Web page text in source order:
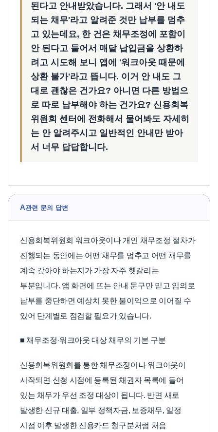
된다고 안내받았습니다. 그래서 '안 내도
되는 채무'라고 알려준 것만 납부를 멈추
고 있는데요, 한 건은 채무조정에 포함이
안 된다고 들어서 매달 납입금을 상환하
려고 시도해 보니 앱에 '워크아웃 때문에
상환 불가'라고 뜹니다. 이거 안 내도 그
대로 괜찮은 건가요? 아니면 다른 방법으
로 따로 납부해야 하는 건가요? 신용회복
위원회 센터에 전화해서 물어봐도 자세히
는 안 알려주시고 일반적인 안내만 받아
서 너무 답답합니다.
A관련 문의 답변
신용회복위원회 워크아웃이나 개인 채무조정 절차가
진행되는 동안에는 어떤 채무를 멈추고 어떤 채무를
계속 갚아야 하는지가 가장 자주 헷갈리는
부분입니다. 앱 화면에 뜨는 안내 문구만 믿고 임의로
납부를 중단하면 예상치 못한 불이익으로 이어질 수
있어 단계별로 점검할 필요가 있습니다.
■ 채무조정·워크아웃 대상 채무의 기본 구분
신용회복위원회를 통한 채무조정이나 워크아웃이
시작되면 신청 시점에 등록된 채권자 목록에 들어
있는 채무가 우선 조정 대상이 됩니다. 반면 새로
발생한 신규 대출, 일부 정책자금, 보증채무, 일정
시점 이후 발생한 신용카드 청구분처럼 처음